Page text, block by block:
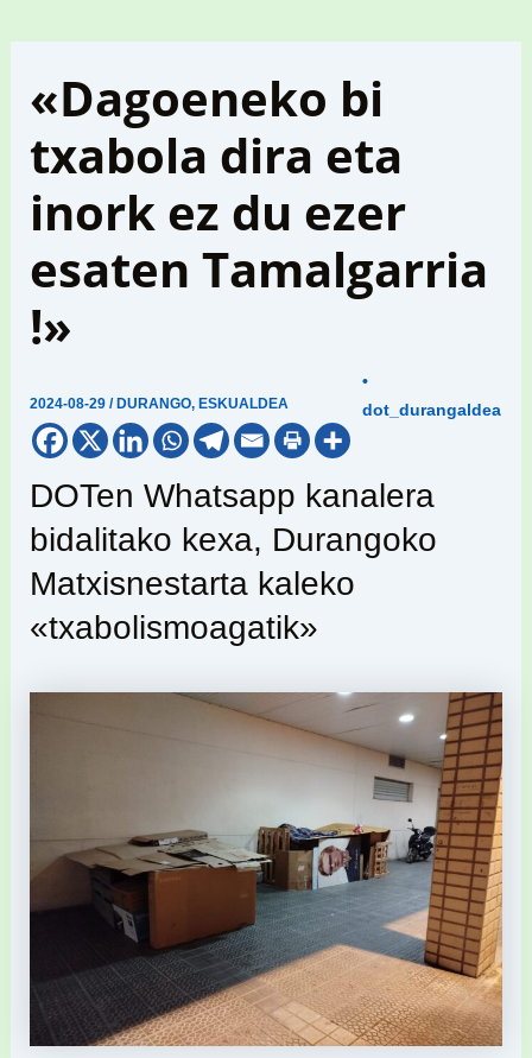
«Dagoeneko bi
txabola dira eta
inork ez du ezer
esaten Tamalgarria
!»
2024-08-29/ DURANGO, ESKUALDEA
•
dot_durangaldea
DOTen Whatsapp kanalera
bidalitako kexa, Durangoko
Matxisnestarta kaleko
«txabolismoagatik»